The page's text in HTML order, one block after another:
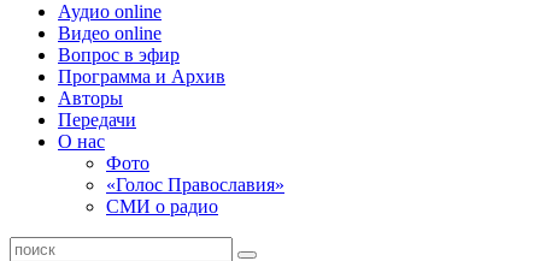
Аудио online
Видео online
Вопрос в эфир
Программа и Архив
Авторы
Передачи
О нас
Фото
«Голос Православия»
СМИ о радио